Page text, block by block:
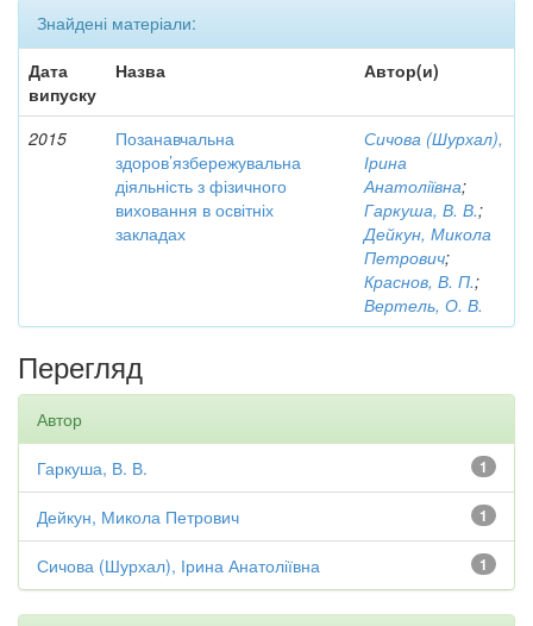
Знайдені матеріали:
Дата
випуску
Назва Автор(и)
2015
Позанавчальна
здоров’язбережувальна
діяльність з фізичного
виховання в освітніх
закладах
Сичова (Шурхал),
Ірина
Анатоліївна;
Гаркуша, В. В.;
Дейкун, Микола
Петрович;
Краснов, В. П.;
Вертель, О. В.
Перегляд
Автор
1
Гаркуша, В. В.
1
Дейкун, Микола Петрович
1
Сичова (Шурхал), Ірина Анатоліївна